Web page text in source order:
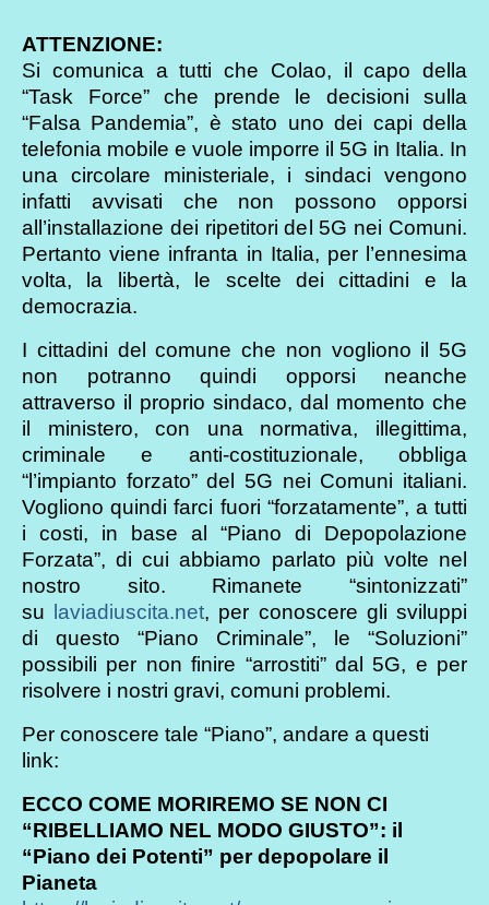
ATTENZIONE:
Si comunica a tutti che Colao, il capo della
“Task Force” che prende le decisioni sulla
“Falsa Pandemia”, è stato uno dei capi della
telefonia mobile e vuole imporre il 5G in Italia. In
una circolare ministeriale, i sindaci vengono
infatti avvisati che non possono opporsi
all’installazione dei ripetitori del 5G nei Comuni.
Pertanto viene infranta in Italia, per l’ennesima
volta, la libertà, le scelte dei cittadini e la
democrazia.
I cittadini del comune che non vogliono il 5G
non potranno quindi opporsi neanche
attraverso il proprio sindaco, dal momento che
il ministero, con una normativa, illegittima,
criminale e anti-costituzionale, obbliga
“l’impianto forzato” del 5G nei Comuni italiani.
Vogliono quindi farci fuori “forzatamente”, a tutti
i costi, in base al “Piano di Depopolazione
Forzata”, di cui abbiamo parlato più volte nel
nostro sito. Rimanete “sintonizzati”
su laviadiuscita.net, per conoscere gli sviluppi
di questo “Piano Criminale”, le “Soluzioni”
possibili per non finire “arrostiti” dal 5G, e per
risolvere i nostri gravi, comuni problemi.
Per conoscere tale “Piano”, andare a questi
link:
ECCO COME MORIREMO SE NON CI
“RIBELLIAMO NEL MODO GIUSTO”: il
“Piano dei Potenti” per depopolare il
Pianeta